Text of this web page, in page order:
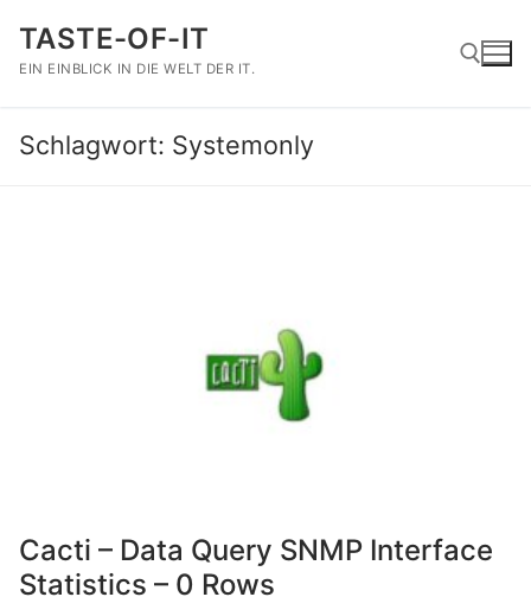
Inhalt
springen
TASTE-OF-IT
EIN EINBLICK IN DIE WELT DER IT.
Suchen nach:
Schlagwort: Systemonly
Cacti – Data Query SNMP Interface
Statistics – 0 Rows